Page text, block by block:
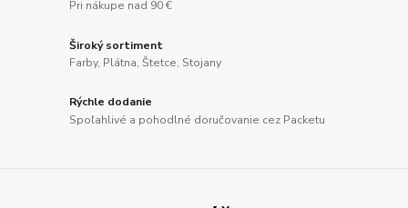
Pri nákupe nad 90 €
Široký sortiment
Farby, Plátna, Štetce, Stojany
Rýchle dodanie
Spoľahlivé a pohodlné doručovanie cez Packetu